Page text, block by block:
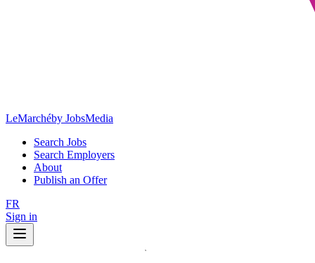
LeMarchéby JobsMedia
Search Jobs
Search Employers
About
Publish an Offer
FR
Sign in